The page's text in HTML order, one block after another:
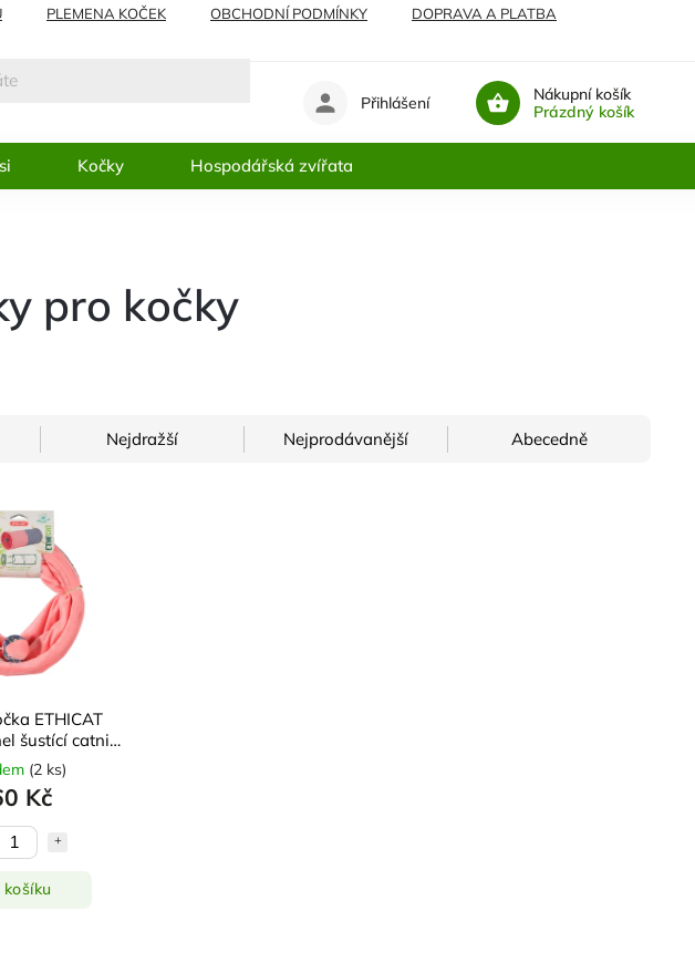
PLEMENA KOČEK OBCHODNÍ PODMÍNKY
DOPRAVA A PLATBA
Nákupní košík
Prázdný košík
Přihlášení
Kočky Hospodářská zvířata
pro kočky
Nejdražší Nejprodávanější Abecedně
ETHICAT
šustící catnip
(2 ks)
Kč